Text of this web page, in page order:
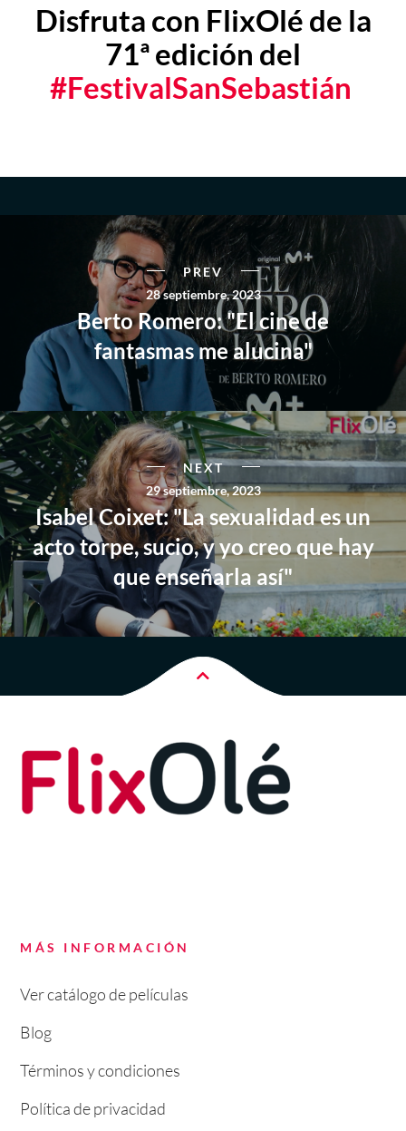
Disfruta con FlixOlé de la
71ª edición del
#FestivalSanSebastián
PREV
28 septiembre, 2023
Berto Romero: "El cine de
fantasmas me alucina"
NEXT
29 septiembre, 2023
Isabel Coixet: "La sexualidad es un
acto torpe, sucio, y yo creo que hay
que enseñarla así"
MÁS INFORMACIÓN
Ver catálogo de películas
Blog
Términos y condiciones
Política de privacidad